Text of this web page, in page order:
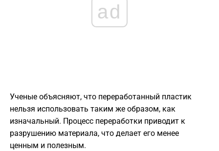
ad
Ученые объясняют, что переработанный пластик
нельзя использовать таким же образом, как
изначальный. Процесс переработки приводит к
разрушению материала, что делает его менее
ценным и полезным.